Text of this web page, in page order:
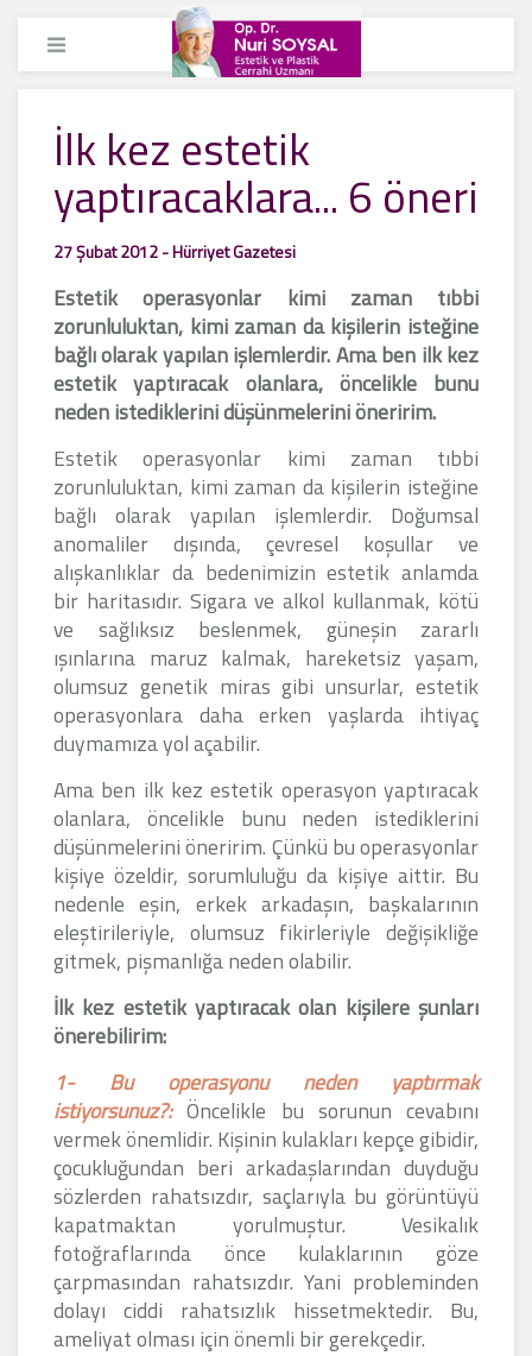
İlk kez estetik
yaptıracaklara... 6 öneri
27 Şubat 2012 - Hürriyet Gazetesi
Estetik operasyonlar kimi zaman tıbbi
zorunluluktan, kimi zaman da kişilerin isteğine
bağlı olarak yapılan işlemlerdir. Ama ben ilk kez
estetik yaptıracak olanlara, öncelikle bunu
neden istediklerini düşünmelerini öneririm.
Estetik operasyonlar kimi zaman tıbbi
zorunluluktan, kimi zaman da kişilerin isteğine
bağlı olarak yapılan işlemlerdir. Doğumsal
anomaliler dışında, çevresel koşullar ve
alışkanlıklar da bedenimizin estetik anlamda
bir haritasıdır. Sigara ve alkol kullanmak, kötü
ve sağlıksız beslenmek, güneşin zararlı
ışınlarına maruz kalmak, hareketsiz yaşam,
olumsuz genetik miras gibi unsurlar, estetik
operasyonlara daha erken yaşlarda ihtiyaç
duymamıza yol açabilir.
Ama ben ilk kez estetik operasyon yaptıracak
olanlara, öncelikle bunu neden istediklerini
düşünmelerini öneririm. Çünkü bu operasyonlar
kişiye özeldir, sorumluluğu da kişiye aittir. Bu
nedenle eşin, erkek arkadaşın, başkalarının
eleştirileriyle, olumsuz fikirleriyle değişikliğe
gitmek, pişmanlığa neden olabilir.
İlk kez estetik yaptıracak olan kişilere şunları
önerebilirim:
1- Bu operasyonu neden yaptırmak
istiyorsunuz?: Öncelikle bu sorunun cevabını
vermek önemlidir. Kişinin kulakları kepçe gibidir,
çocukluğundan beri arkadaşlarından duyduğu
sözlerden rahatsızdır, saçlarıyla bu görüntüyü
kapatmaktan yorulmuştur. Vesikalık
fotoğraflarında önce kulaklarının göze
çarpmasından rahatsızdır. Yani probleminden
dolayı ciddi rahatsızlık hissetmektedir. Bu,
ameliyat olması için önemli bir gerekçedir.